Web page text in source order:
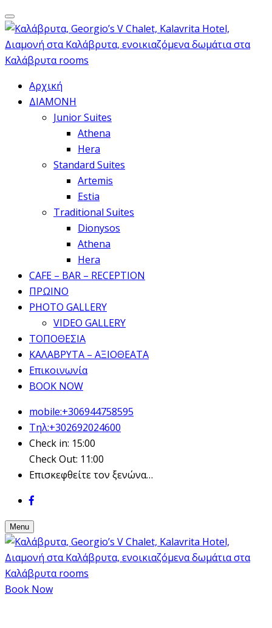
Αρχική
ΔΙΑΜΟΝΗ
Junior Suites
Athena
Hera
Standard Suites
Artemis
Estia
Traditional Suites
Dionysos
Athena
Hera
CAFE – BAR – RECEPTION
ΠΡΩΙΝΟ
PHOTO GALLERY
VIDEO GALLERY
ΤΟΠΟΘΕΣΙΑ
ΚΑΛΑΒΡΥΤΑ – ΑΞΙΟΘΕΑΤΑ
Επικοινωνία
BOOK NOW
mobile:+306944758595
Τηλ:+302692024600
Check in: 15:00
Check Out: 11:00
Επισκεφθείτε τον ξενώνα…
Menu
Book Now